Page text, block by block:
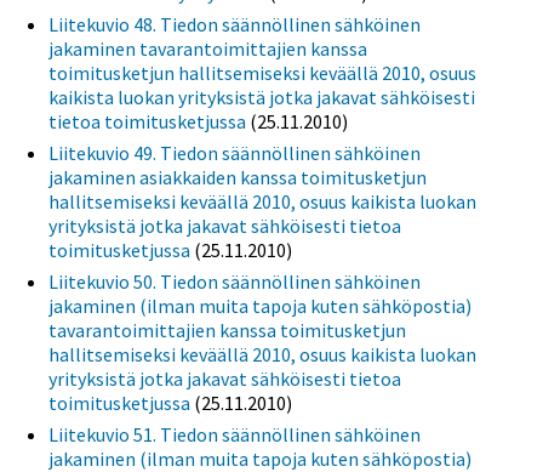
Liitekuvio 48. Tiedon säännöllinen sähköinen
jakaminen tavarantoimittajien kanssa
toimitusketjun hallitsemiseksi keväällä 2010, osuus
kaikista luokan yrityksistä jotka jakavat sähköisesti
tietoa toimitusketjussa (25.11.2010)
Liitekuvio 49. Tiedon säännöllinen sähköinen
jakaminen asiakkaiden kanssa toimitusketjun
hallitsemiseksi keväällä 2010, osuus kaikista luokan
yrityksistä jotka jakavat sähköisesti tietoa
toimitusketjussa (25.11.2010)
Liitekuvio 50. Tiedon säännöllinen sähköinen
jakaminen (ilman muita tapoja kuten sähköpostia)
tavarantoimittajien kanssa toimitusketjun
hallitsemiseksi keväällä 2010, osuus kaikista luokan
yrityksistä jotka jakavat sähköisesti tietoa
toimitusketjussa (25.11.2010)
Liitekuvio 51. Tiedon säännöllinen sähköinen
jakaminen (ilman muita tapoja kuten sähköpostia)